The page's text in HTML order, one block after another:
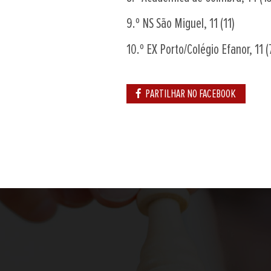
9.º NS São Miguel, 11 (11)
10.º EX Porto/Colégio Efanor, 11
PARTILHAR NO FACEBOOK